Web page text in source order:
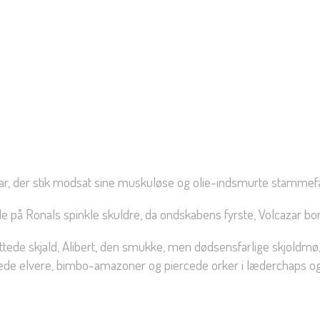
der stik modsat sine muskuløse og olie-indsmurte
Ronals spinkle skuldre, da ondskabens fyrste, Volcazar
skjald, Alibert, den smukke, men dødsensfarlige
elvere, bimbo-amazoner og piercede orker i læderchaps